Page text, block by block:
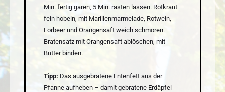
Min. fertig garen, 5 Min. rasten lassen. Rotkraut
fein hobeln, mit Marillenmarmelade, Rotwein,
Lorbeer und Orangensaft weich schmoren.
Bratensatz mit Orangensaft ablöschen, mit
Butter binden.
Tipp: Das ausgebratene Entenfett aus der
Pfanne aufheben – damit gebratene Erdäpfel